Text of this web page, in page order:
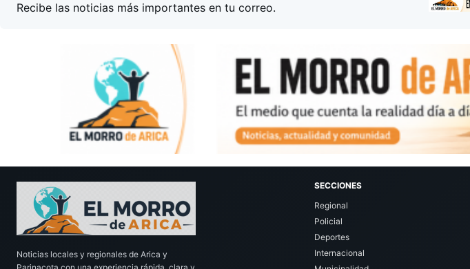
Recibe las noticias más importantes en tu correo.
Noticias locales y regionales de Arica y
SECCIONES
Regional
Policial
Deportes
Internacional